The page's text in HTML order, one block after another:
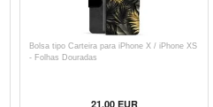
Bolsa tipo Carteira para iPhone X / iPhone XS
- Folhas Douradas
21,00EUR